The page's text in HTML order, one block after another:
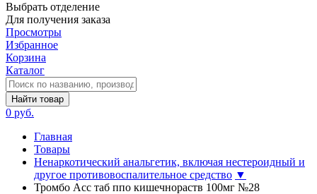
Выбрать отделение
Для получения заказа
Просмотры
Избранное
Корзина
Каталог
Найти товар
0 руб.
Главная
Товары
Ненаркотический анальгетик, включая нестероидный и
другое противовоспалительное средство ▼
Тромбо Асс таб ппо кишечнораств 100мг №28